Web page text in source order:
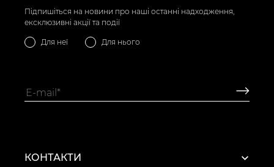
Підпишіться на новини про наші останні надходження,
ексклюзивні акції та події
Для неї Для нього
КОНТАКТИ